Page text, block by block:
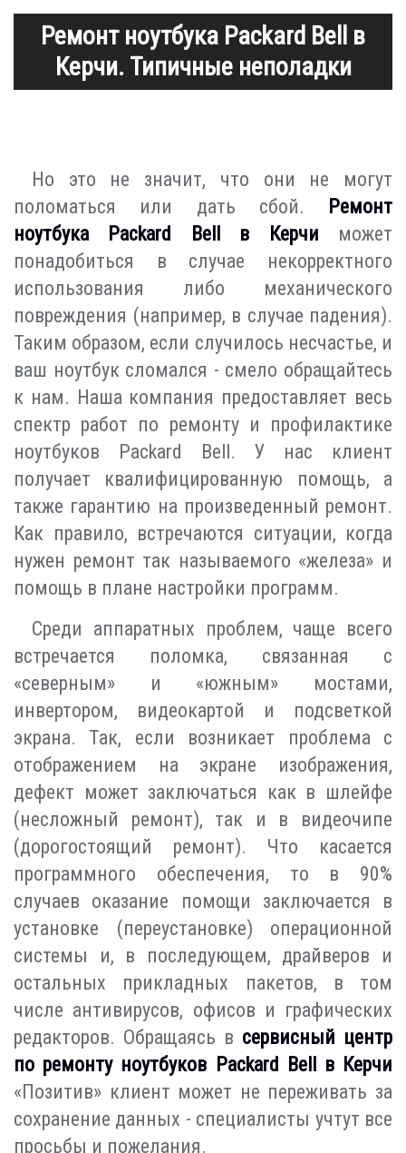
Ремонт ноутбука Packard Bell в
Керчи. Типичные неполадки
Но это не значит, что они не могут
поломаться или дать сбой.
Ремонт
ноутбука Packard Bell в Керчи может
понадобиться в случае некорректного
использования либо механического
повреждения (например, в случае падения).
Таким образом, если случилось несчастье, и
ваш ноутбук сломался - смело обращайтесь
к нам. Наша компания предоставляет весь
спектр работ по ремонту и профилактике
ноутбуков Packard Bell. У нас клиент
получает квалифицированную помощь, а
также гарантию на произведенный ремонт.
Как правило, встречаются ситуации, когда
нужен ремонт так называемого «железа» и
помощь в плане настройки программ.
Среди аппаратных проблем, чаще всего
встречается поломка, связанная с
«северным» и «южным» мостами,
инвертором, видеокартой и подсветкой
экрана. Так, если возникает проблема с
отображением на экране изображения,
дефект может заключаться как в шлейфе
(несложный ремонт), так и в видеочипе
(дорогостоящий ремонт). Что касается
программного обеспечения, то в 90%
случаев оказание помощи заключается в
установке (переустановке) операционной
системы и, в последующем, драйверов и
остальных прикладных пакетов, в том
числе антивирусов, офисов и графических
редакторов. Обращаясь в сервисный центр
по ремонту ноутбуков Packard Bell в Керчи
«Позитив» клиент может не переживать за
сохранение данных - специалисты учтут все
просьбы и пожелания.